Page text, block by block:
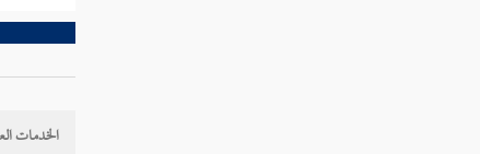
الخدمات